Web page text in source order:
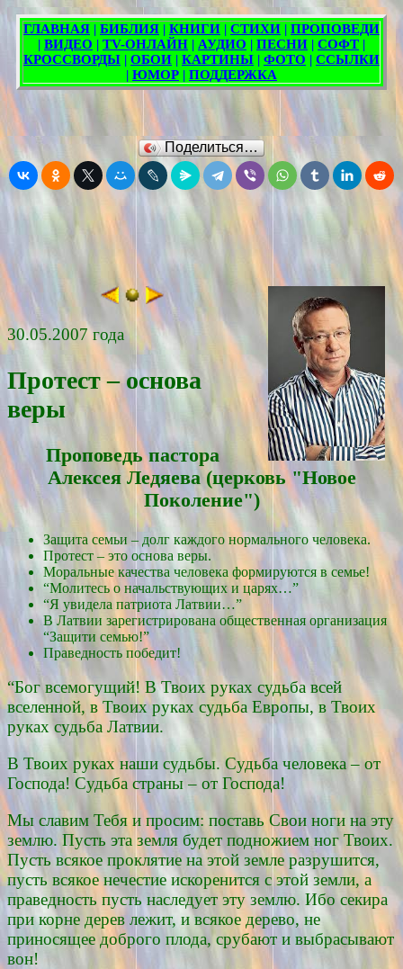
Поделиться…
30.05.2007 года
Протест – основа
веры
Проповедь пасторa
Алексея Ледяевa (церковь "Новое
Поколение")
Защита семьи – долг каждого нормального человека.
Протест – это основа веры.
Моральные качества человека формируются в семье!
“Молитесь о начальствующих и царях…”
“Я увидела патриота Латвии…”
В Латвии зарегистрирована общественная организация
“Защити семью!”
Праведность победит!
“Бог всемогущий! В Твоих руках судьба всей
вселенной, в Твоих руках судьба Европы, в Твоих
руках судьба Латвии.
В Твоих руках наши судьбы. Судьба человека – от
Господа! Судьба страны – от Господа!
Мы славим Тебя и просим: поставь Свои ноги на эту
землю. Пусть эта земля будет подножием ног Твоих.
Пусть всякое проклятие на этой земле разрушится,
пусть всякое нечестие искоренится с этой земли, а
праведность пусть наследует эту землю. Ибо секира
при корне дерев лежит, и всякое дерево, не
приносящее доброго плода, срубают и выбрасывают
вон!